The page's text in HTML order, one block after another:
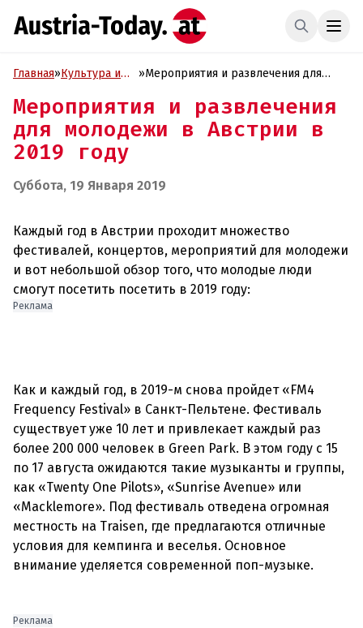
Главная»Культура и
»Мероприятия и развлечения для
Мероприятия и развлечения
для молодежи в Австрии в
2019 году
Суббота, 19 Января 2019
Каждый год в Австрии проходит множество
фестивалей, концертов, мероприятий для молодежи
и вот небольшой обзор того, что молодые люди
Реклама
Как и каждый год, в 2019-м снова пройдет «FM4
Frequency Festival» в Санкт-Пельтене. Фестиваль
существует уже 10 лет и привлекает каждый раз
более 200 000 человек в Green Park. В этом году с 15
по 17 августа ожидаются такие музыканты и группы,
как «Twenty One Pilots», «Sunrise Avenue» или
«Macklemore». Под фестиваль отведена огромная
местность на Traisen, где предлагаются отличные
условия для кемпинга и веселья. Основное
внимание уделяется современной поп-музыке.
Реклама